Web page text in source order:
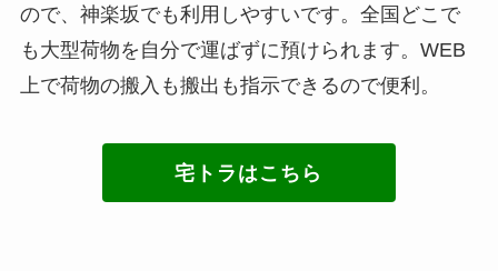
ので、神楽坂でも利用しやすいです。全国どこで
も大型荷物を自分で運ばずに預けられます。WEB
上で荷物の搬入も搬出も指示できるので便利。
宅トラはこちら